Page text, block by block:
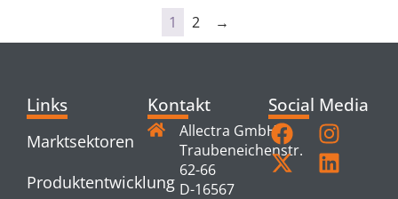
1 2 →
Links
Marktsektoren
Produktentwicklung
Kontakt
Allectra GmbH
Traubeneichenstr.
62-66
D-16567
Social Media